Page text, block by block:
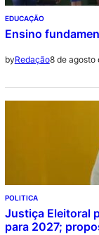
EDUCAÇÃO
Ensino
byRedação8 de agosto
POLITICA
Justiça Eleitoral
para 2027;